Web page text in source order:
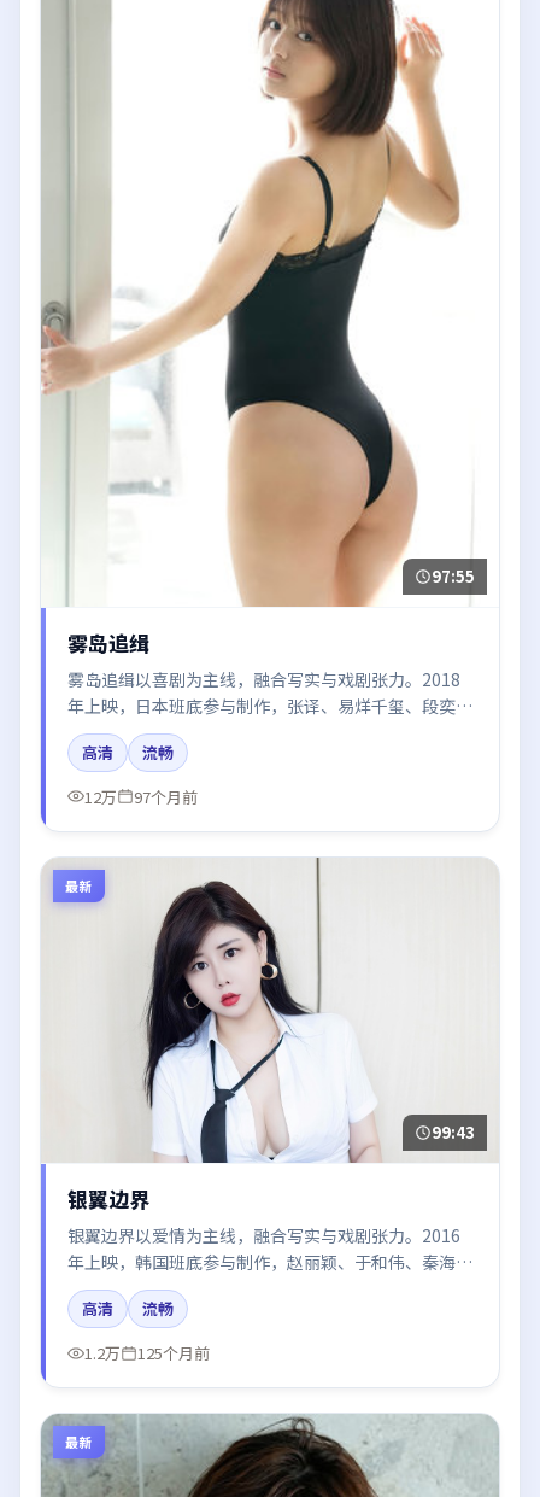
97:55
雾岛追缉
雾岛追缉以喜剧为主线，融合写实与戏剧张力。2018
年上映，日本班底参与制作，张译、易烊千玺、段奕
宏、肖战、木村拓哉在片中呈现细腻表演，影像风格统
一，配乐与剪辑强化了情绪曲线。
高清
流畅
12万
97个月前
最新
99:43
银翼边界
银翼边界以爱情为主线，融合写实与戏剧张力。2016
年上映，韩国班底参与制作，赵丽颖、于和伟、秦海
璐、刘亦菲、周冬雨在片中呈现细腻表演，影像风格统
一，配乐与剪辑强化了情绪曲线。
高清
流畅
1.2万
125个月前
最新